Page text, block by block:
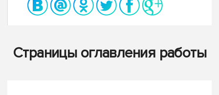
Страницы оглавления работы